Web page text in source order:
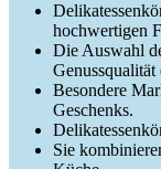
hochwertigen
Die Auswahl
Genussqualität
Besondere
Geschenks.
Sie